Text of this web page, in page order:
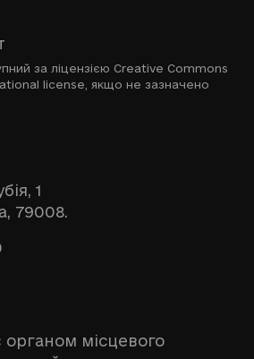
за ліцензією Creative Commons
license , якщо не зазначено
1
79008.
місцевого